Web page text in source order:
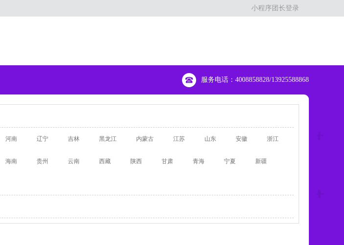
小程序团长登录
服务电话：4008858828/13925588868
河南 辽宁 吉林 黑龙江 内蒙古 江苏 山东 安徽 浙江
海南 贵州 云南 西藏 陕西 甘肃 青海 宁夏 新疆